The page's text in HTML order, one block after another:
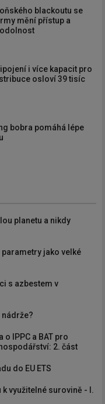
blackoutu se
mění přístup a
i více kapacit pro
osloví 39 tisíc
bobra pomáhá lépe
planetu a nikdy
parametry jako velké
s azbestem v
nádrže?
IPPC a BAT pro
2. část
do EU ETS
využitelné surovině - I.